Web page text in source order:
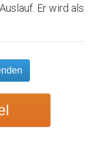
Er wird als